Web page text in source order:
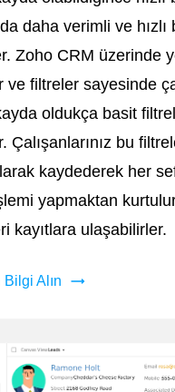
daha verimli ve
Zoho CRM üzerinde
filtreler sayesinde
oldukça basit
Çalışanlarınız bu
kaydederek her
yapmaktan
kayıtlara ulaşabilirler.
Alın